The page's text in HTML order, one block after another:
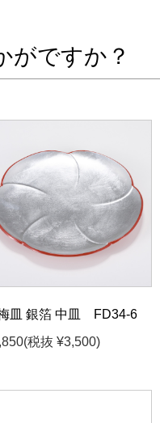
がですか？
皿 銀箔 中皿 FD34-6
(税抜 ¥3,500)